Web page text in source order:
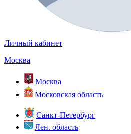
Личный кабинет
Москва
Москва
Московская область
Санкт-Петербург
Лен. область